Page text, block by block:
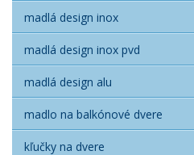
madlá design inox
madlá design inox pvd
madlá design alu
madlo na balkónové dvere
kľučky na dvere